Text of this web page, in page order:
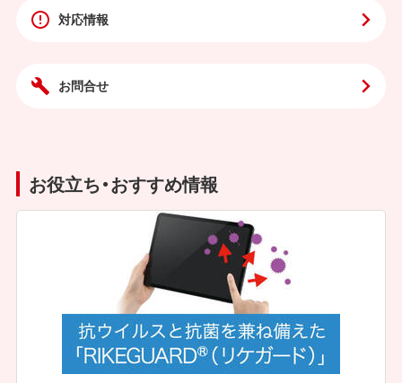
対応情報
お問合せ
お役立ち・おすすめ情報